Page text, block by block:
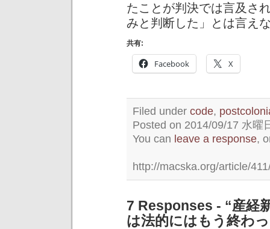
たことが判決では言及さ
みと判断した」とは言え
共有:
Facebook X
Filed under code,
Posted on 2014/09/17 水曜
You can leave a response,
http://macska.org/article/
7 Responses - “産経
は法的にはもう終わ